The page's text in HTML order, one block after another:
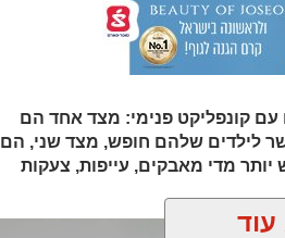
עם קונפליקט פנימי: מצד אחד הם
לילדים שלהם חופש, מצד שני, הם
מדי מאבקים, עייפות, צעקות